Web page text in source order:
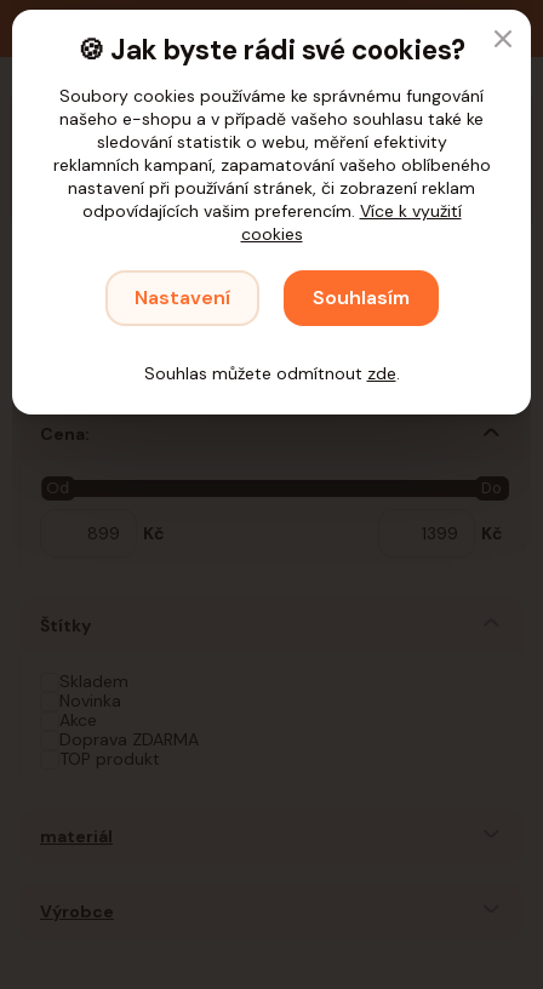
CZK
Hlodavci Klece, boxy a ohrádky
Králíkárny a ohrádky
Ohrádky
Cena:
Kč
Od Do
Kč
Štítky
Skladem
Novinka
Akce
Doprava ZDARMA
TOP produkt
materiál
Výrobce
🍪 Jak byste rádi své cookies?
Soubory cookies používáme ke správnému fungování
našeho e-shopu a v případě vašeho souhlasu také ke
sledování statistik o webu, měření efektivity
reklamních kampaní, zapamatování vašeho oblíbeného
nastavení při používání stránek, či zobrazení reklam
odpovídajících vašim preferencím. Více k využití
cookies
Nastavení Souhlasím
Souhlas můžete odmítnout zde.